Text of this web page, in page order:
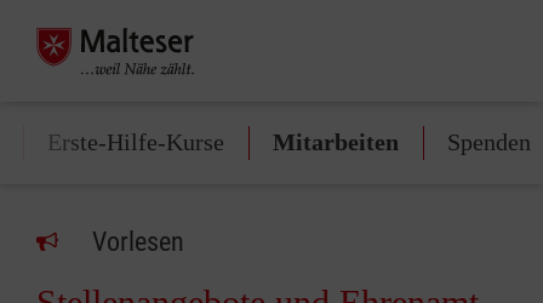
Erste-Hilfe-Kurse Mitarbeiten Spenden
Vorlesen